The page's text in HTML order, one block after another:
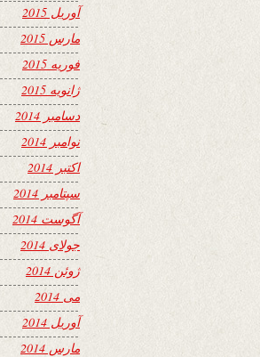
آوریل 2015
مارس 2015
فوریه 2015
ژانویه 2015
دسامبر 2014
نوامبر 2014
اکتبر 2014
سپتامبر 2014
آگوست 2014
جولای 2014
ژوئن 2014
می 2014
آوریل 2014
مارس 2014